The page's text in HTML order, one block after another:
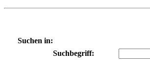
Suchen in:
Suchbegriff: